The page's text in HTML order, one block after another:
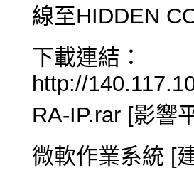
線至HIDDEN
下載連結：
http://
RA-IP.rar [影響
微軟作業系統 [